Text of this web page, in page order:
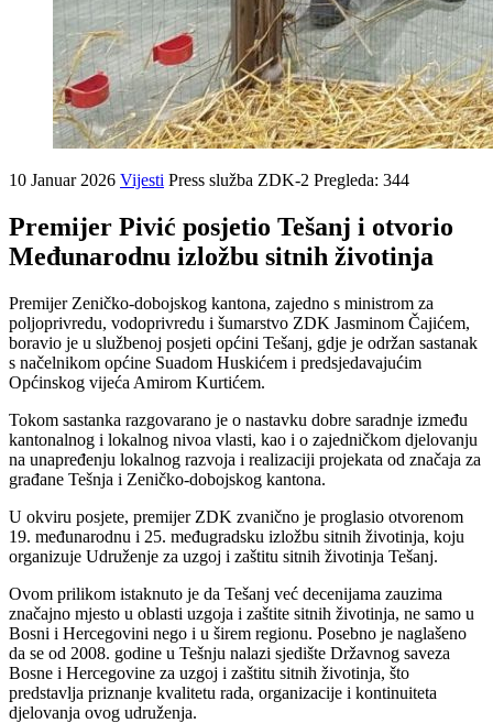
10 Januar 2026 Vijesti Press služba ZDK-2 Pregleda: 344
Premijer Pivić posjetio Tešanj i otvorio
Međunarodnu izložbu sitnih životinja
Premijer Zeničko-dobojskog kantona, zajedno s ministrom za
poljoprivredu, vodoprivredu i šumarstvo ZDK Jasminom Čajićem,
boravio je u službenoj posjeti općini Tešanj, gdje je održan sastanak
s načelnikom općine Suadom Huskićem i predsjedavajućim
Općinskog vijeća Amirom Kurtićem.
Tokom sastanka razgovarano je o nastavku dobre saradnje između
kantonalnog i lokalnog nivoa vlasti, kao i o zajedničkom djelovanju
na unapređenju lokalnog razvoja i realizaciji projekata od značaja za
građane Tešnja i Zeničko-dobojskog kantona.
U okviru posjete, premijer ZDK zvanično je proglasio otvorenom
19. međunarodnu i 25. međugradsku izložbu sitnih životinja, koju
organizuje Udruženje za uzgoj i zaštitu sitnih životinja Tešanj.
Ovom prilikom istaknuto je da Tešanj već decenijama zauzima
značajno mjesto u oblasti uzgoja i zaštite sitnih životinja, ne samo u
Bosni i Hercegovini nego i u širem regionu. Posebno je naglašeno
da se od 2008. godine u Tešnju nalazi sjedište Državnog saveza
Bosne i Hercegovine za uzgoj i zaštitu sitnih životinja, što
predstavlja priznanje kvalitetu rada, organizacije i kontinuiteta
djelovanja ovog udruženja.